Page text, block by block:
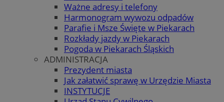
Ważne adresy i telefony
Harmonogram wywozu odpadów
Parafie i Msze Święte w Piekarach
Rozkłady jazdy w Piekarach
Pogoda w Piekarach Śląskich
ADMINISTRACJA
Prezydent miasta
Jak załatwić sprawę w Urzędzie Miasta
INSTYTUCJE